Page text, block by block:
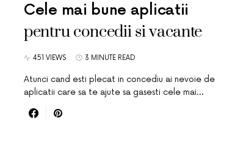
Cele mai bune aplicatii
pentru concedii si vacante
451 VIEWS 3 MINUTE READ
Atunci cand esti plecat in concediu ai nevoie de
aplicatii care sa te ajute sa gasesti cele mai…